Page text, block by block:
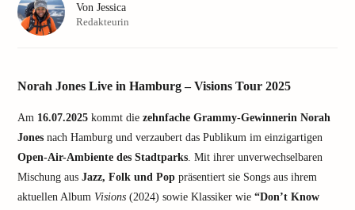
Norah Jones Live in Hamburg – Visions Tour 2025
Am 16.07.2025 kommt die zehnfache Grammy-Gewinnerin Norah
Jones nach Hamburg und verzaubert das Publikum im einzigartigen
Open-Air-Ambiente des Stadtparks. Mit ihrer unverwechselbaren
Mischung aus Jazz, Folk und Pop präsentiert sie Songs aus ihrem
aktuellen Album Visions (2024) sowie Klassiker wie “Don’t Know
Von Jessica
Redakteurin